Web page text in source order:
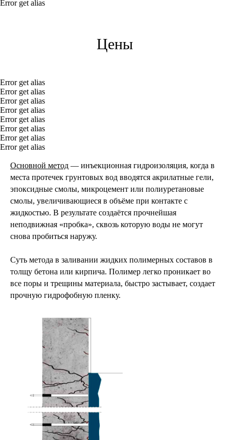
Error get alias
Цены
Error get alias
Error get alias
Error get alias
Error get alias
Error get alias
Error get alias
Error get alias
Error get alias
Основной метод — инъекционная гидроизоляция, когда в
места протечек грунтовых вод вводятся акрилатные гели,
эпоксидные смолы, микроцемент или полиуретановые
смолы, увеличивающиеся в объёме при контакте с
жидкостью. В результате создаётся прочнейшая
неподвижная «пробка», сквозь которую воды не могут
снова пробиться наружу.
Суть метода в заливании жидких полимерных составов в
толщу бетона или кирпича. Полимер легко проникает во
все поры и трещины материала, быстро застывает, создает
прочную гидрофобную пленку.